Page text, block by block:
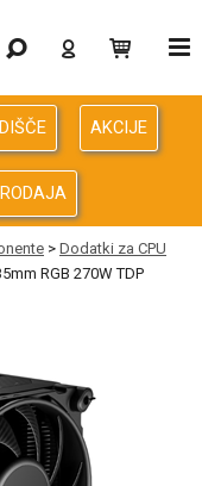
AKCIJE
> Dodatki za CPU
RGB 270W TDP